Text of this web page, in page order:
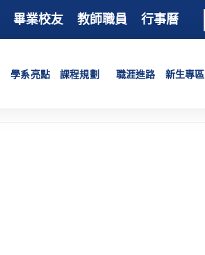
畢業校友 教師職員 行事曆
學系亮點 課程規劃 職涯進路 新生專區